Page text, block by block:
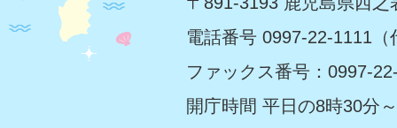
電話番号 0997-22-1111（
ファックス番号：0997-
開庁時間 平日の8時30分